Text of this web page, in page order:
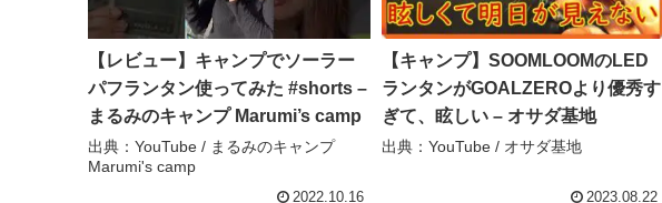
【レビュー】キャンプでソーラー
パフランタン使ってみた #shorts –
まるみのキャンプ Marumi’s camp
出典：YouTube / まるみのキャンプ
Marumi's camp
2022.10.16
【キャンプ】SOOMLOOMのLED
ランタンがGOALZEROより優秀す
ぎて、眩しい – オサダ基地
出典：YouTube / オサダ基地
2023.08.22